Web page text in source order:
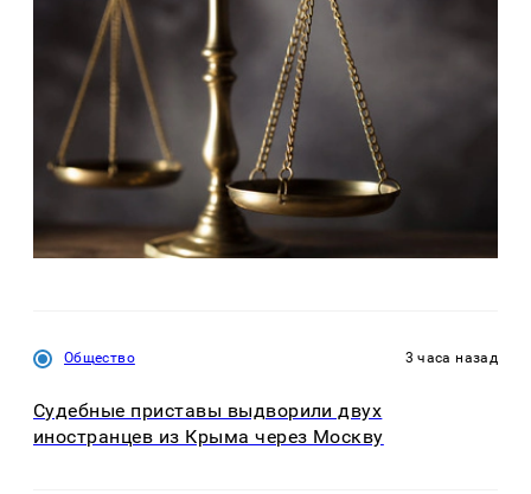
Общество 3 часа назад
Судебные приставы выдворили двух
иностранцев из Крыма через Москву